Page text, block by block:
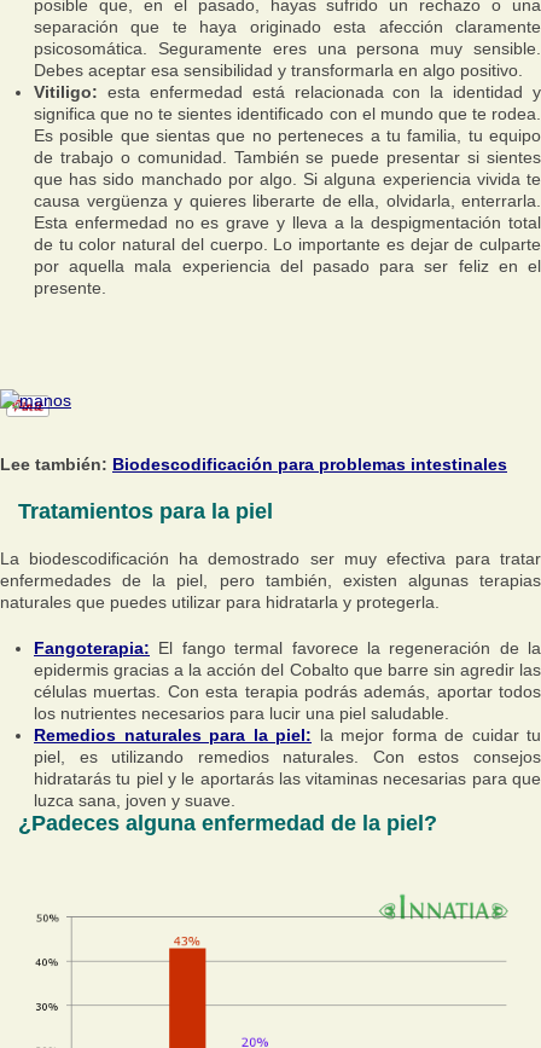
posible que, en el pasado, hayas sufrido un rechazo o una
separación que te haya originado esta afección claramente
psicosomática. Seguramente eres una persona muy sensible.
Debes aceptar esa sensibilidad y transformarla en algo positivo.
Vitiligo: esta enfermedad está relacionada con la identidad y
significa que no te sientes identificado con el mundo que te rodea.
Es posible que sientas que no perteneces a tu familia, tu equipo
de trabajo o comunidad. También se puede presentar si sientes
que has sido manchado por algo. Si alguna experiencia vivida te
causa vergüenza y quieres liberarte de ella, olvidarla, enterrarla.
Esta enfermedad no es grave y lleva a la despigmentación total
de tu color natural del cuerpo. Lo importante es dejar de culparte
por aquella mala experiencia del pasado para ser feliz en el
presente.
Lee también: Biodescodificación para problemas intestinales
Tratamientos para la piel
La biodescodificación ha demostrado ser muy efectiva para tratar
enfermedades de la piel, pero también, existen algunas terapias
naturales que puedes utilizar para hidratarla y protegerla.
Fangoterapia: El fango termal favorece la regeneración de la
epidermis gracias a la acción del Cobalto que barre sin agredir las
células muertas. Con esta terapia podrás además, aportar todos
los nutrientes necesarios para lucir una piel saludable.
Remedios naturales para la piel: la mejor forma de cuidar tu
piel, es utilizando remedios naturales. Con estos consejos
hidratarás tu piel y le aportarás las vitaminas necesarias para que
luzca sana, joven y suave.
¿Padeces alguna enfermedad de la piel?